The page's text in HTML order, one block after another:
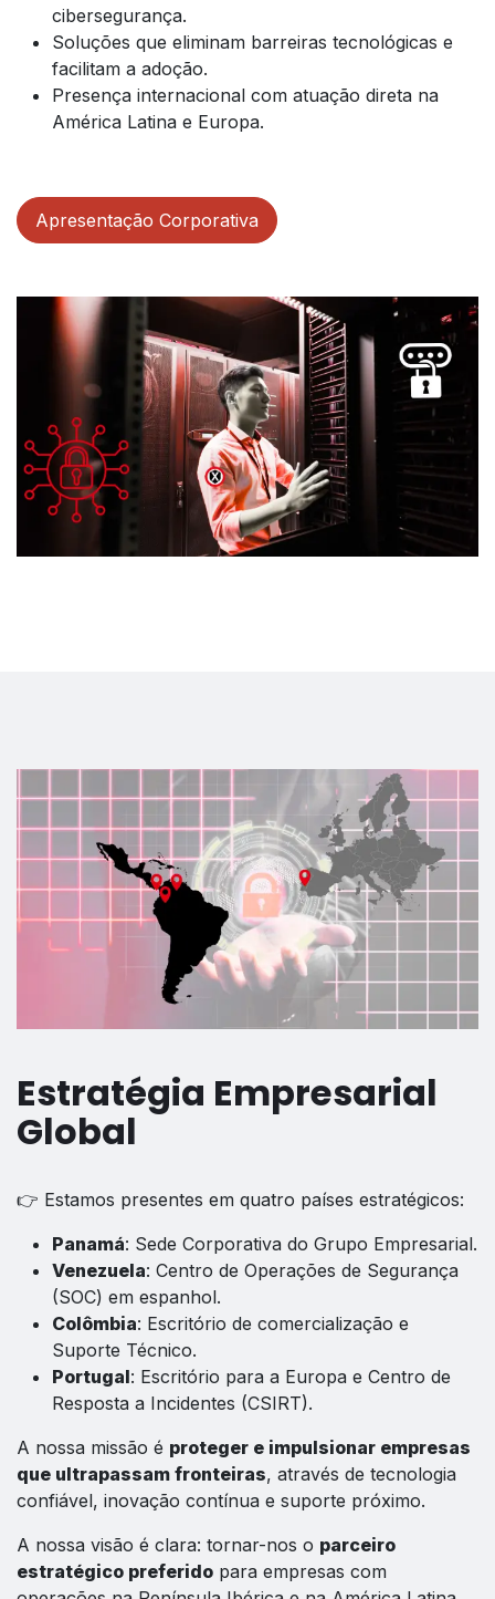
cibersegurança.
Soluções que eliminam barreiras tecnológicas e
facilitam a adoção.
Presença internacional com atuação direta na
América Latina e Europa.
Apresentação Corporativa
Estratégia Empresarial
Global
👉 Estamos presentes em quatro países estratégicos:
Panamá: Sede Corporativa do Grupo Empresarial.
Venezuela: Centro de Operações de Segurança
(SOC) em espanhol.
Colômbia: Escritório de comercialização e
Suporte Técnico.
Portugal: Escritório para a Europa e Centro de
Resposta a Incidentes (CSIRT).
A nossa missão é proteger e impulsionar empresas
que ultrapassam fronteiras, através de tecnologia
confiável, inovação contínua e suporte próximo.
A nossa visão é clara: tornar-nos o parceiro
estratégico preferido para empresas com